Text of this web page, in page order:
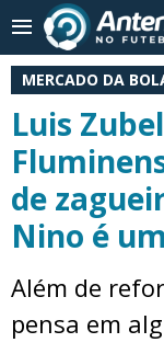
MERCADO DA
Luis
de
Nino é
Além de
pensa em